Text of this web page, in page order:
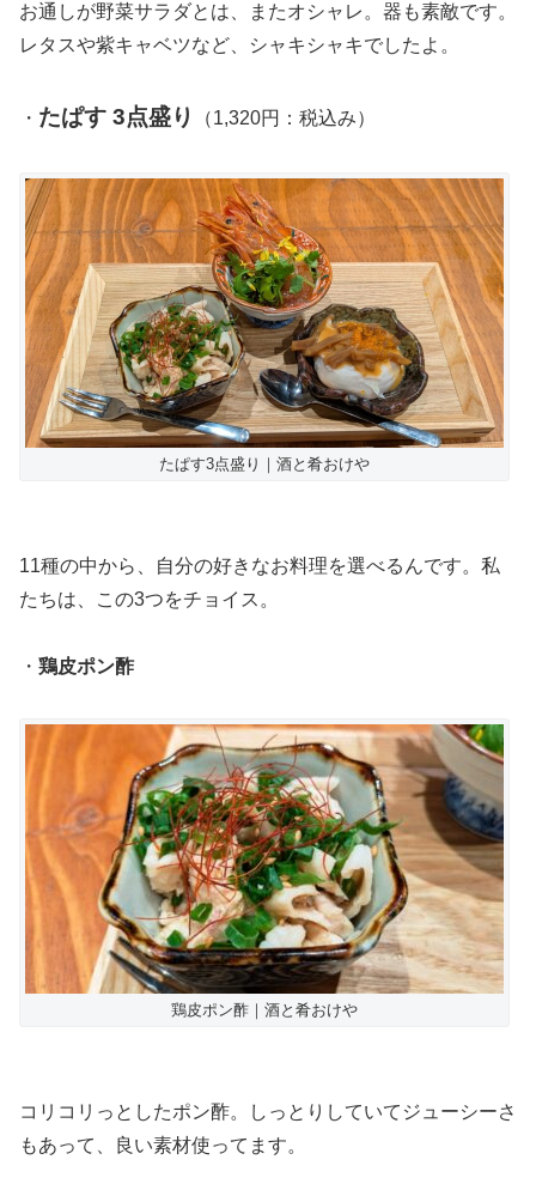
お通しが野菜サラダとは、またオシャレ。器も素敵です。
レタスや紫キャベツなど、シャキシャキでしたよ。
・ たぱす 3点盛り （1,320円：税込み）
たぱす3点盛り｜酒と肴おけや
11種の中から、自分の好きなお料理を選べるんです。私
たちは、この3つをチョイス。
・ 鶏皮ポン酢
鶏皮ポン酢｜酒と肴おけや
コリコリっとしたポン酢。しっとりしていてジューシーさ
もあって、良い素材使ってます。